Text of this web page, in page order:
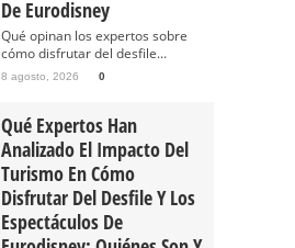
De Eurodisney
Qué opinan los expertos sobre
cómo disfrutar del desfile...
8 agosto, 2026 0
Qué Expertos Han
Analizado El Impacto Del
Turismo En Cómo
Disfrutar Del Desfile Y Los
Espectáculos De